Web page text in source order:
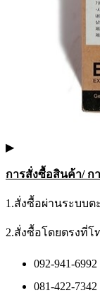
▶
การสั่งซื้อสินค้า/ ก
1.สั่งซื้อผ่านระบบ
2.สั่งซื้อโดยตรงที่โท
092-941-6992
081-422-7342